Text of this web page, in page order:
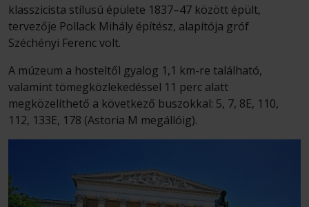
klasszicista stílusú épülete 1837–47 között épült,
tervezője Pollack Mihály építész, alapítója gróf
Széchényi Ferenc volt.
A múzeum a hosteltől gyalog 1,1 km-re található,
valamint tömegközlekedéssel 11 perc alatt
megközelíthető a következő buszokkal: 5, 7, 8E, 110,
112, 133E, 178 (Astoria M megállóig).